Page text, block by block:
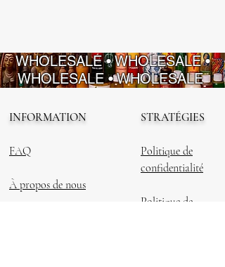
WHOLESALE • WHOLESALE •
WHOLESALE • WHOLESALE
INFORMATION
FAQ
À propos de nous
STRATÉGIES
Politique de
confidentialité
Politique de